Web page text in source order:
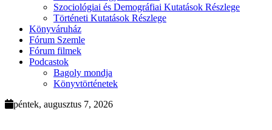
Szociológiai és Demográfiai Kutatások Részlege
Történeti Kutatások Részlege
Könyváruház
Fórum Szemle
Fórum filmek
Podcastok
Bagoly mondja
Könyvtörténetek
péntek, augusztus 7, 2026